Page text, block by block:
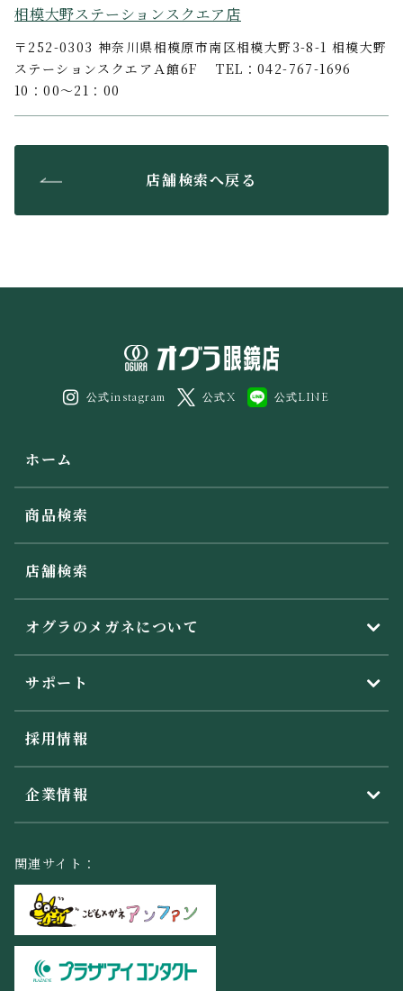
相模大野ステーションスクエア店
〒252-0303 神奈川県相模原市南区相模大野3-8-1 相模大野
ステーションスクエアＡ館6F TEL：042-767-1696
10：00～21：00
店舗検索へ戻る
公式instagram 公式X 公式LINE
ホーム
商品検索
店舗検索
オグラのメガネについて
サポート
採用情報
企業情報
関連サイト：